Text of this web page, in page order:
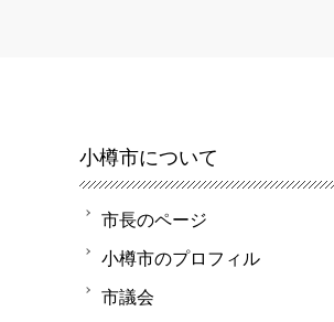
小樽市について
市長のページ
小樽市のプロフィル
市議会